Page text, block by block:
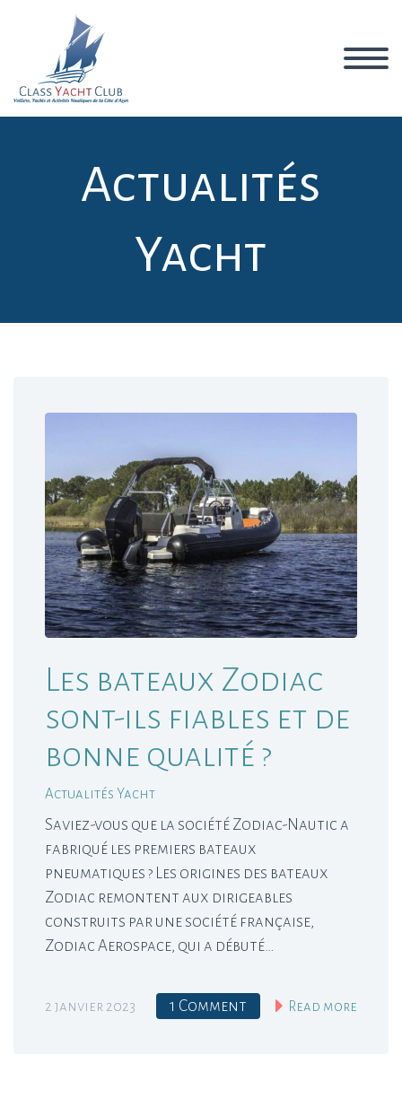
Actualités
Yacht
Les bateaux Zodiac
sont-ils fiables et de
bonne qualité ?
Actualités Yacht
Saviez-vous que la société Zodiac-Nautic a
fabriqué les premiers bateaux
pneumatiques ? Les origines des bateaux
Zodiac remontent aux dirigeables
construits par une société française,
Zodiac Aerospace, qui a débuté…
2 janvier 2023 1 Comment Read more